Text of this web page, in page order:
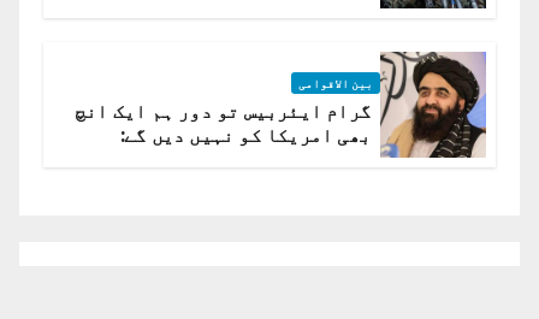
بین الاقوامی
گرام ایئربیس تو دور ہم ایک انچ
بھی امریکا کو نہیں دیں گے: